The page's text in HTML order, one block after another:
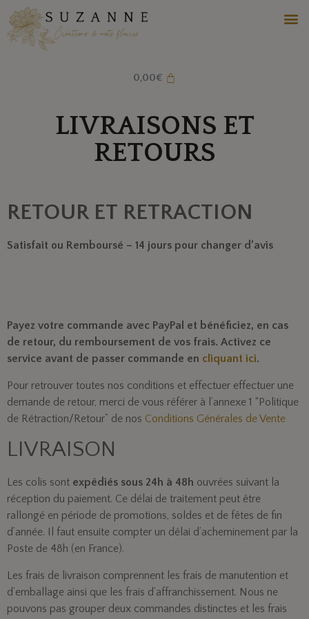
0,00€
LIVRAISONS ET
RETOURS
RETOUR ET RETRACTION
Satisfait ou Remboursé – 14 jours pour changer d’avis
Payez votre commande avec PayPal et bénéficiez, en cas
de retour, du remboursement de vos frais. Activez ce
service avant de passer commande en cliquant ici.
Pour retrouver toutes nos conditions et effectuer effectuer une
demande de retour, merci de vous référer à l’annexe 1 “Politique
de Rétraction/Retour” de nos Conditions Générales de Vente
LIVRAISON
Les colis sont expédiés sous 24h à 48h ouvrées suivant la
réception du paiement. Ce délai de traitement peut être
rallongé en période de promotions, soldes et de fêtes de fin
d’année. Il faut ensuite compter un délai d’acheminement par la
Poste de 48h (en France).
Les frais de livraison comprennent les frais de manutention et
d’emballage ainsi que les frais d’affranchissement. Nous ne
pouvons pas grouper deux commandes distinctes et les frais